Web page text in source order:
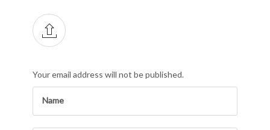
Your email address will not be published.